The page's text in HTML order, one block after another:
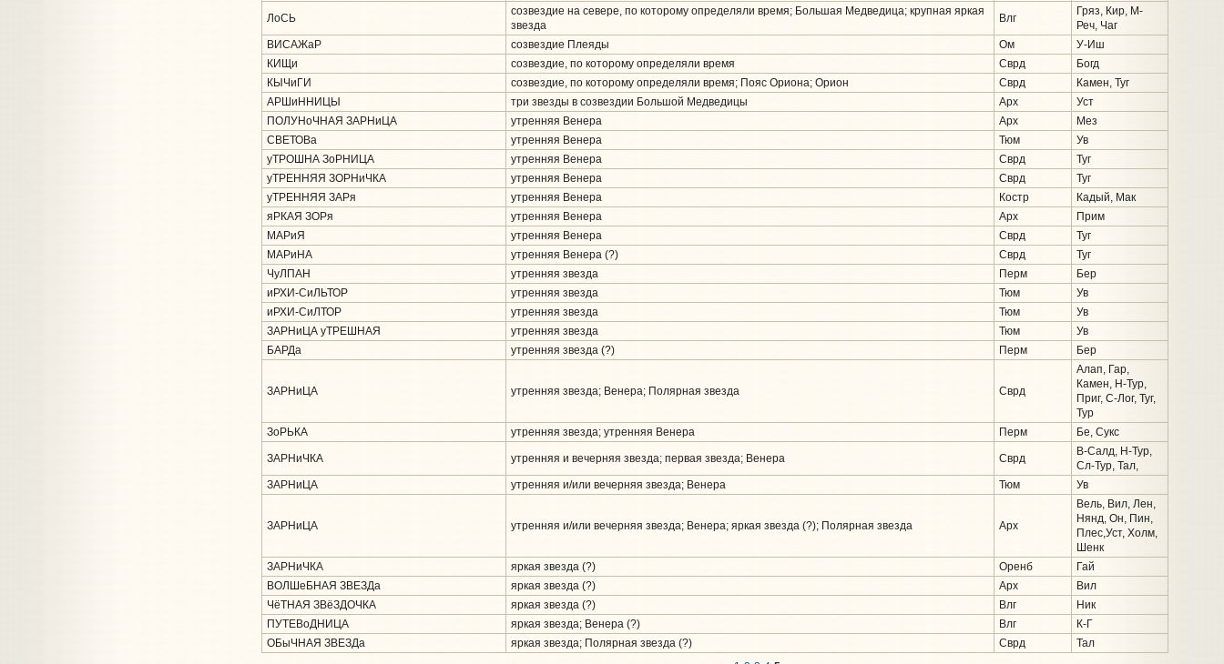
ЛоСЬ
созвездие на севере, по которому определяли время; Большая Медведица; крупная яркая
звезда
Влг
Гряз, Кир, М-
Реч, Чаг
ВИСАЖаР
созвездие Плеяды Ом
У-Иш
КИЩи
созвездие, по которому определяли время Сврд
Богд
КЫЧиГИ
созвездие, по которому определяли время; Пояс Ориона; Орион Сврд
Камен, Туг
АРШиННИЦЫ
три звезды в созвездии Большой Медведицы Арх
Уст
ПОЛУНоЧНАЯ ЗАРНиЦА
утренняя Венера Арх
Мез
СВЕТОВа
утренняя Венера Тюм
Ув
уТРОШНА ЗоРНИЦА
утренняя Венера Сврд
Туг
уТРЕННЯЯ ЗОРНиЧКА
утренняя Венера Сврд
Туг
уТРЕННЯЯ ЗАРя
утренняя Венера Костр
Кадый, Мак
яРКАЯ ЗОРя
утренняя Венера Арх
Прим
МАРиЯ
утренняя Венера Сврд
Туг
МАРиНА
утренняя Венера (?) Сврд
Туг
ЧуЛПАН
утренняя звезда Перм
Бер
иРХИ-СиЛЬТОР
утренняя звезда Тюм
Ув
иРХИ-СиЛТОР
утренняя звезда Тюм
Ув
ЗАРНиЦА уТРЕШНАЯ
утренняя звезда Тюм
Ув
БАРДа
утренняя звезда (?) Перм Бер
ЗАРНиЦА утренняя звезда; Венера; Полярная звезда Сврд
Алап, Гар,
Камен, Н-Тур,
Приг, С-Лог, Туг,
Тур
ЗоРЬКА
утренняя звезда; утренняя Венера Перм Бе, Сукс
ЗАРНиЧКА утренняя и вечерняя звезда; первая звезда; Венера Сврд
В-Салд, Н-Тур,
Сл-Тур, Тал,
ЗАРНиЦА
утренняя и/или вечерняя звезда; Венера Тюм Ув
ЗАРНиЦА утренняя и/или вечерняя звезда; Венера; яркая звезда (?); Полярная звезда Арх
Вель, Вил, Лен,
Нянд, Он, Пин,
Плес,Уст, Холм,
Шенк
ЗАРНиЧКА
яркая звезда (?) Оренб
Гай
ВОЛШеБНАЯ ЗВЕЗДа
яркая звезда (?) Арх
Вил
ЧёТНАЯ ЗВёЗДОЧКА
яркая звезда (?) Влг
Ник
ПУТЕВоДНИЦА
яркая звезда; Венера (?) Влг
К-Г
ОБыЧНАЯ ЗВЕЗДа
яркая звезда; Полярная звезда (?) Сврд
Тал